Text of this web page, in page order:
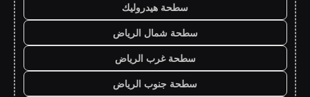
سطحة هيدروليك
سطحة شمال الرياض
سطحة غرب الرياض
سطحة جنوب الرياض